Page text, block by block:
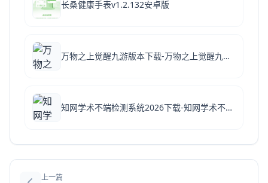
长桑健康手表v1.2.132安卓版
万物之上觉醒九游版本下载-万物之上觉醒九游客户端下载 v1.1.1安卓版
知网学术不端检测系统2026下载-知网学术不端论文检测查重助手v1.5 免费版
上一篇